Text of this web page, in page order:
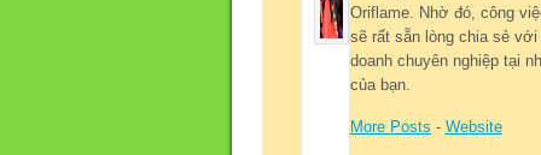
Oriflame. Nhờ đó, công
sẽ rất sẵn lòng chia sẻ
doanh chuyên nghiệp tại
của bạn.
More Posts - Website